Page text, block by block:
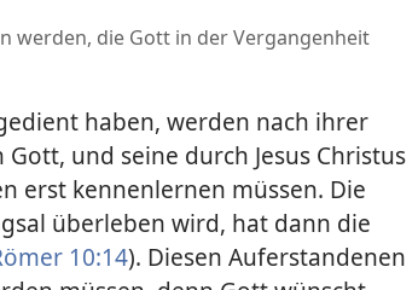
werden, die Gott in der Vergangenheit
haben, werden nach ihrer
und seine durch Jesus Christus
erst kennenlernen müssen. Die
überleben wird, hat dann die
10:14). Diesen Auferstandenen